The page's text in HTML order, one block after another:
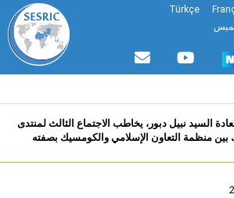
Türkçe
السيد نبيل دبور، يخاطب الاجتماع الثالث لمنتدى
منظمة التعاون الإسلامي والكومسيك بصفته